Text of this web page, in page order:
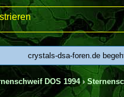
crystals-dsa-foren.de
DOS 1994›